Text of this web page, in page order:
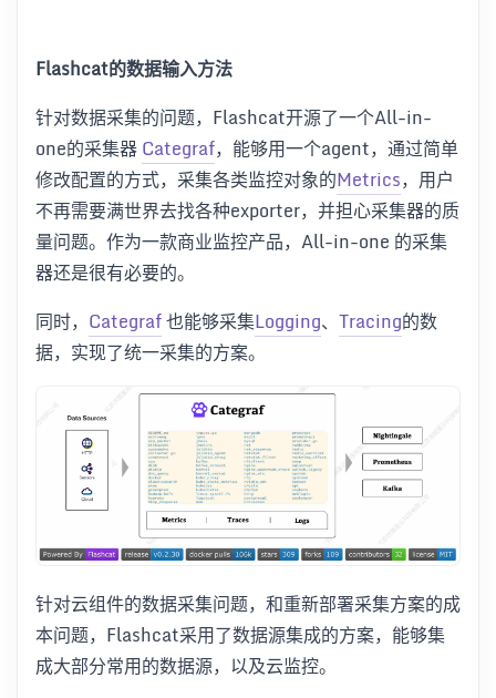
Flashcat的数据输入方法
针对数据采集的问题，Flashcat开源了一个All-in-
one的采集器Categraf，能够用一个agent，通过简单
修改配置的方式，采集各类监控对象的Metrics，用户
不再需要满世界去找各种exporter，并担心采集器的质
量问题。作为一款商业监控产品，All-in-one 的采集
器还是很有必要的。
同时， Categraf也能够采集Logging、 Tracing的数
据，实现了统一采集的方案。
针对云组件的数据采集问题，和重新部署采集方案的成
本问题，Flashcat采用了数据源集成的方案，能够集
成大部分常用的数据源，以及云监控。